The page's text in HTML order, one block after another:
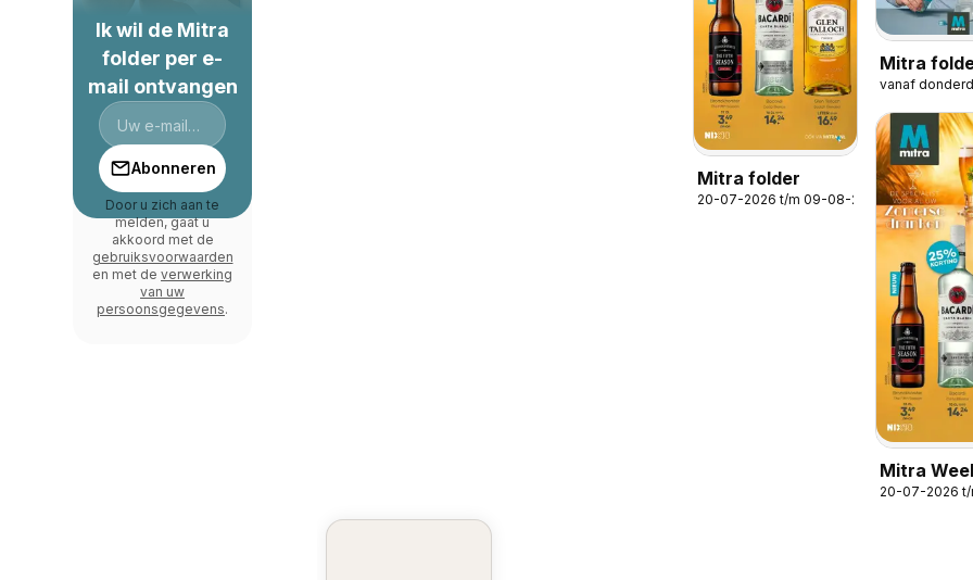
Mitra folder
20-07-2026 t/m 09-08-2026
Mitra
Magazine
vanaf
Mitra
31
20-07-2026
Ik wil de Mitra
folder per e-
mail ontvangen
Abonneren
Door u zich aan te
melden, gaat u
akkoord met de
gebruiksvoorwaarden
en met de verwerking
van uw
persoonsgegevens.